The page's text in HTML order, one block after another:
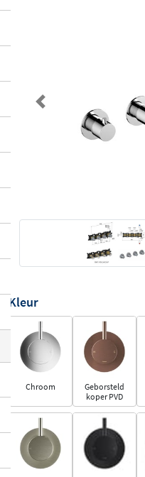
Previous
Kleur
Chroom
Geborsteld
koper PVD